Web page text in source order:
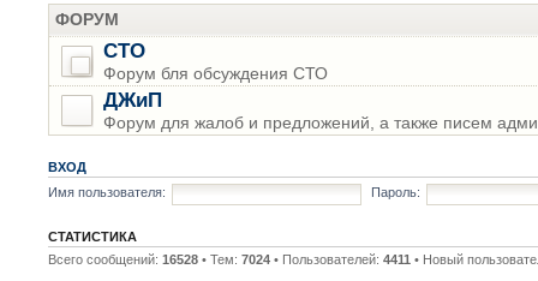
ФОРУМ
СТО
Форум бля обсуждения СТО
ДЖиП
Форум для жалоб и предложений, а также писем
ВХОД
Имя пользователя:
Пароль:
СТАТИСТИКА
Всего сообщений: 16528 • Тем: 7024 • Пользователей: 4411 • Новый